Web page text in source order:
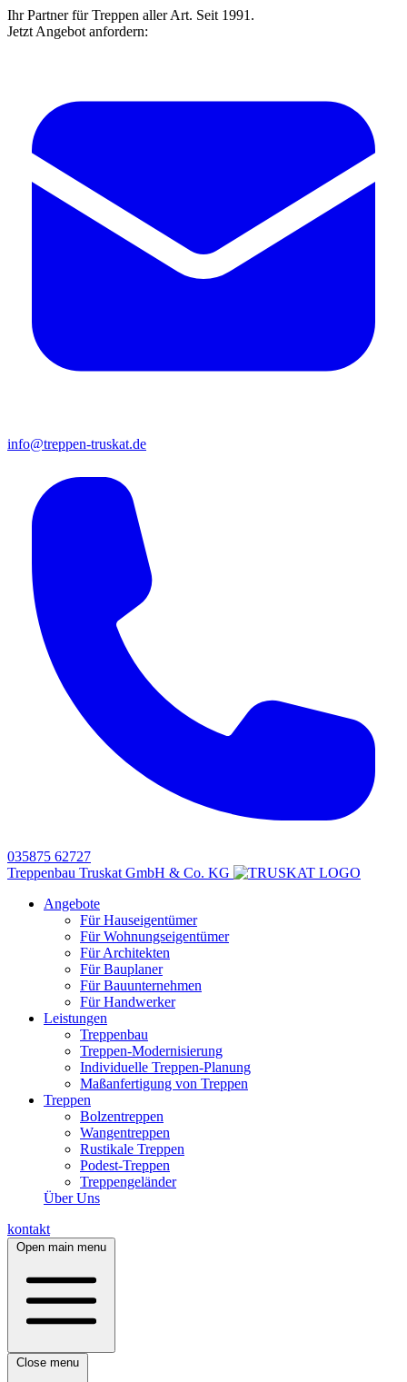
Ihr Partner für Treppen aller Art. Seit 1991.
Jetzt Angebot anfordern:
info@treppen-truskat.de
035875 62727
Treppenbau Truskat GmbH & Co. KG
Angebote
Für Hauseigentümer
Für Wohnungseigentümer
Für Architekten
Für Bauplaner
Für Bauunternehmen
Für Handwerker
Leistungen
Treppenbau
Treppen-Modernisierung
Individuelle Treppen-Planung
Maßanfertigung von Treppen
Treppen
Bolzentreppen
Wangentreppen
Rustikale Treppen
Podest-Treppen
Treppengeländer
Über Uns
kontakt
Open main menu
Close menu